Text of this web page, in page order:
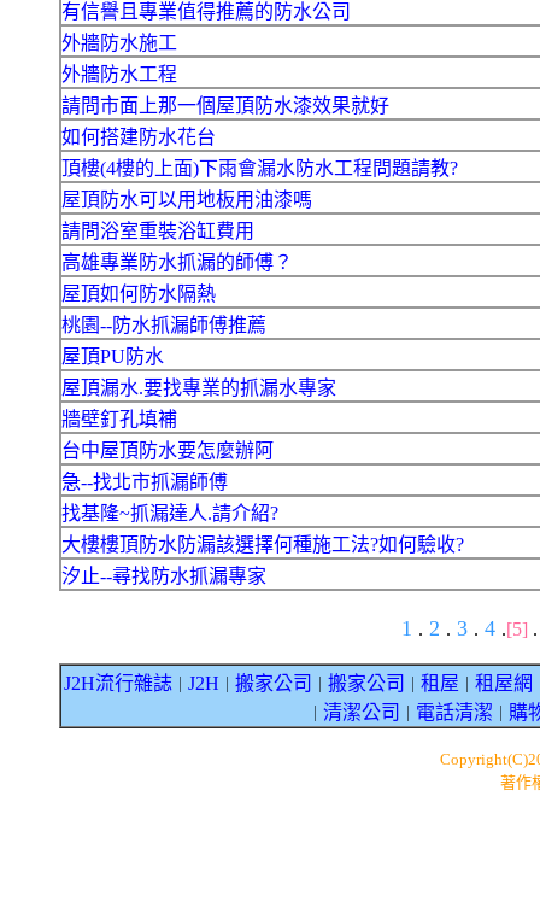
有信譽且專業值得推薦的防水公司
外牆防水施工
外牆防水工程
請問市面上那一個屋頂防水漆效果就好
如何搭建防水花台
頂樓(4樓的上面)下雨會漏水防水工程問題請教?
屋頂防水可以用地板用油漆嗎
請問浴室重裝浴缸費用
高雄專業防水抓漏的師傅？
屋頂如何防水隔熱
桃園--防水抓漏師傅推薦
屋頂PU防水
屋頂漏水.要找專業的抓漏水專家
牆壁釘孔填補
台中屋頂防水要怎麼辦阿
急--找北市抓漏師傅
找基隆~抓漏達人.請介紹?
大樓樓頂防水防漏該選擇何種施工法?如何驗收?
汐止--尋找防水抓漏專家
1 . 2 . 3 . 4 .[5]
J2H流行雜誌 J2H 搬家公司 搬家公司 租屋 租屋網
清潔公司 電話清潔 購
著作